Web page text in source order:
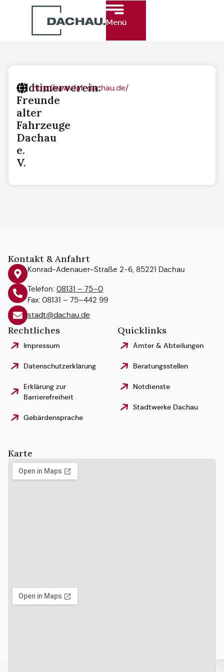
Menü
Oldtimerverein:
Freunde
alter
Fahrzeuge
Dachau
e.
V.
http://www.faf-dachau.de/
Kontakt & Anfahrt
Konrad-Adenauer-Straße 2-6, 85221 Dachau
Telefon: 08131 – 75–0
Fax: 08131 – 75–442 99
stadt@dachau.de
Rechtliches
Impressum
Datenschutzerklärung
Erklärung zur
Barrierefreiheit
Gebärdensprache
Quicklinks
Ämter & Abteilungen
Beratungsstellen
Notdienste
Stadtwerke Dachau
Karte